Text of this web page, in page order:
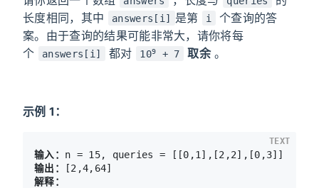
长度相同，其中
answers[i] 是第 i
个查询的答
案。由于查询的结果可能非常大，请你将每
个
answers[i] 都对 109 + 7 取余。
示例 1：
输入：
输出：
解释：
TEXT